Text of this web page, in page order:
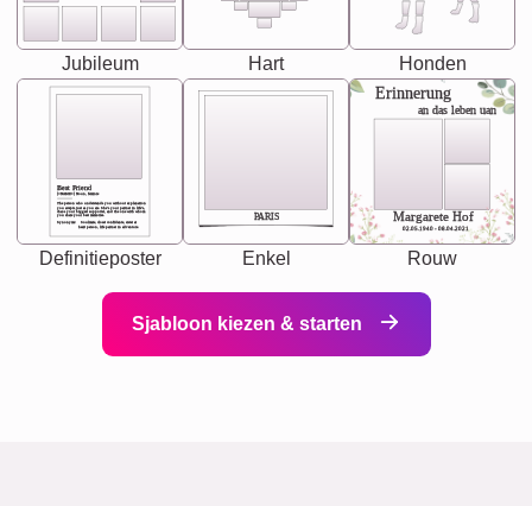
Jubileum Hart Honden
Best Friend
[<NAME>] Noun, feminie
Synonyms: Soulmate, closet confidante, sister at
heart person, life partner in adventure.
The person who understands you without explanation
you accepts just as you are. She's your partner in life's,
chaos your biggest supporter, and the one with whom
you share your best memories.
Definitieposter
PARIS
Enkel
Erinnerung
an das leben uan
Margarete Hof
02.05.1940 - 08.04.2021
Rouw
Sjabloon kiezen & starten